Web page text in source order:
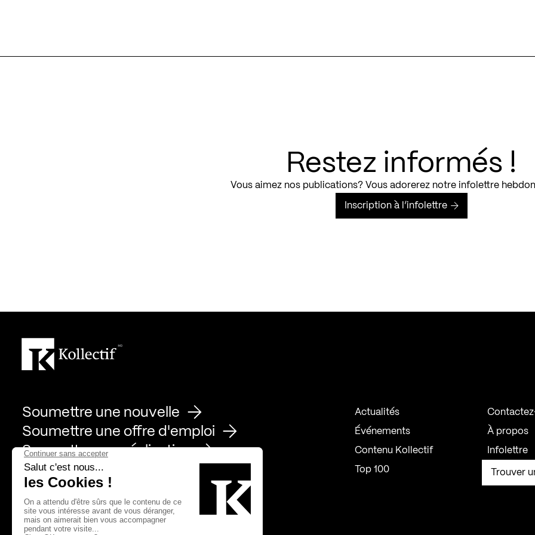
Restez informés !
Vous aimez nos publications? Vous adorerez notre infolettre
Inscription à l’infolettre
Soumettre une nouvelle
Soumettre une offre d'emploi
Soumettre une réalisation
Actualités
Événements
Contenu Kollectif
Top 100
À propos
Infolettre
Trouver
Page Facebook de Kollectif
Page Instagram de Kollectif
Page Linkedin de Kollectif